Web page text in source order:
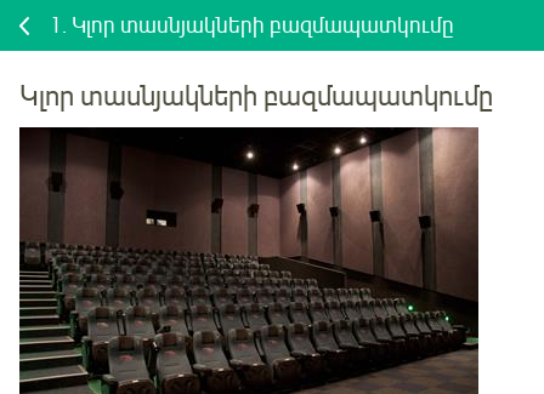
1. Կլոր տասնյակների բազմապատկումը
Կլոր տասնյակների բազմապատկումը